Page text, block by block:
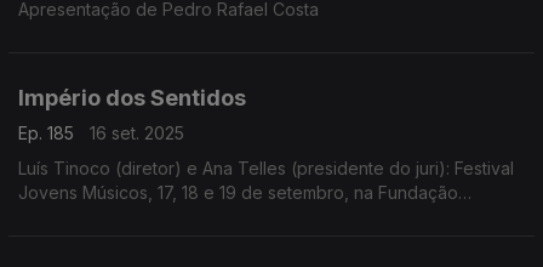
Apresentação de Pedro Rafael Costa
Império dos Sentidos
Ep. 185
16 set. 2025
Luís Tinoco (diretor) e Ana Telles (presidente do juri): Festival
Jovens Músicos, 17, 18 e 19 de setembro, na Fundação